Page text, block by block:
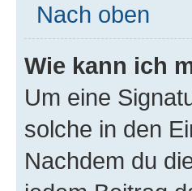
Nach oben
Wie kann ich
Um eine
solche in den
Nachdem du